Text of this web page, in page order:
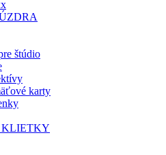
štúdio
karty
KLIETKY